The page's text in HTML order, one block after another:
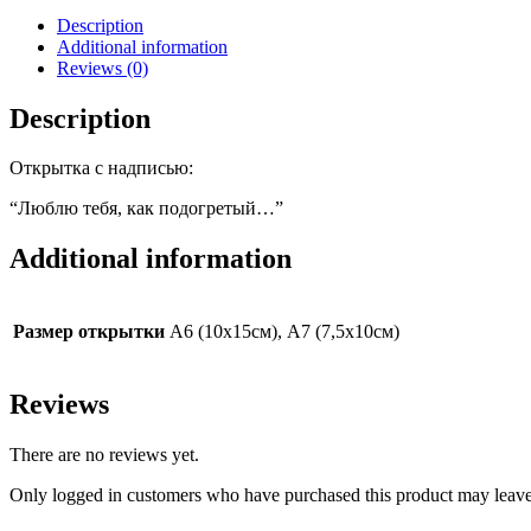
quantity
Description
Additional information
Reviews (0)
Description
Открытка с надписью:
“Люблю тебя, как подогретый…”
Additional information
Размер открытки А6 (10х15см), А7 (7,5х10см)
Reviews
There are no reviews yet.
Only logged in customers who have purchased this product may